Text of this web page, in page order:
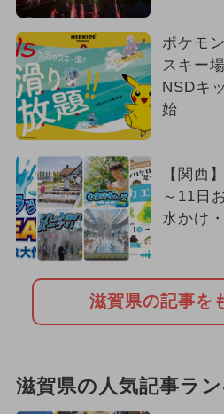
2024年2月のイベント
2025年6月のイベント
2024年4月のイベント
ご当地グルメ・限定メニ
2024年9月のイベント
2024年5月のイベント
いちごビュッフェ
クリスマス 2024年
ポケモ
スキー
NSDキ
始
【関西
～11日
水かけ
滋賀県の記事を
滋賀県の人気記事ラ